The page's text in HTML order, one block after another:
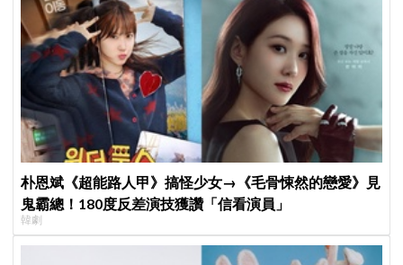
朴恩斌《超能路人甲》搞怪少女→《毛骨悚然的戀愛》見
鬼霸總！180度反差演技獲讚「信看演員」
韓劇